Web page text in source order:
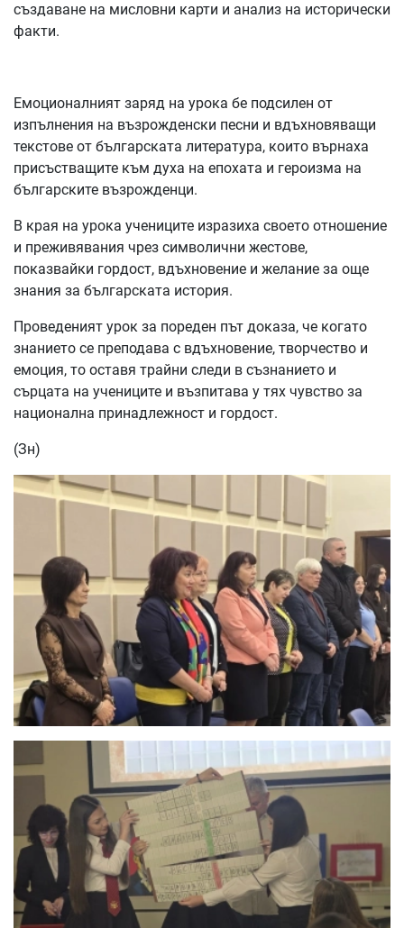
създаване на мисловни карти и анализ на исторически
факти.
Емоционалният заряд на урока бе подсилен от
изпълнения на възрожденски песни и вдъхновяващи
текстове от българската литература, които върнаха
присъстващите към духа на епохата и героизма на
българските възрожденци.
В края на урока учениците изразиха своето отношение
и преживявания чрез символични жестове,
показвайки гордост, вдъхновение и желание за още
знания за българската история.
Проведеният урок за пореден път доказа, че когато
знанието се преподава с вдъхновение, творчество и
емоция, то оставя трайни следи в съзнанието и
сърцата на учениците и възпитава у тях чувство за
национална принадлежност и гордост.
(Зн)